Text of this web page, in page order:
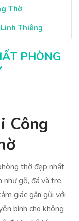
Thờ
Thiêng
PHÒNG
Công
thờ đẹp nhất
như gỗ, đá và tre.
giác gần gũi với
bình cho không